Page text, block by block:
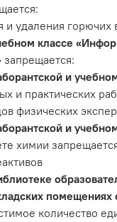
и удаления
классе
и
и практических
физических
и
химии
количество